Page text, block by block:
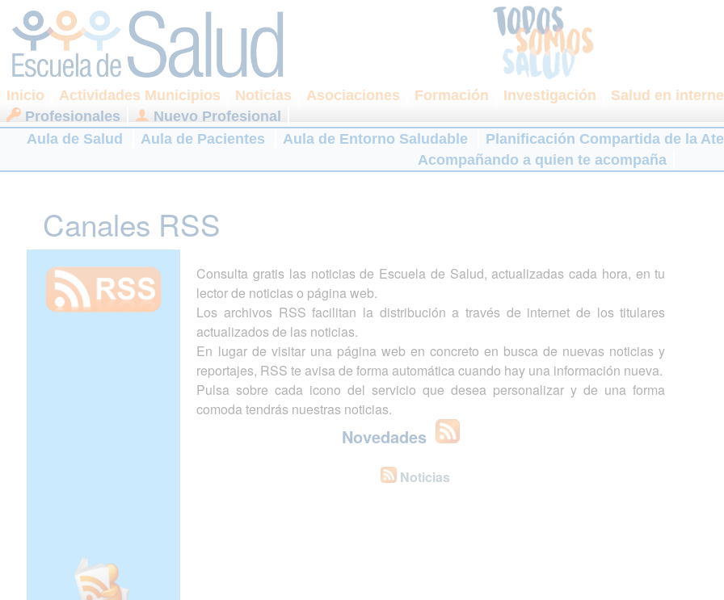
Inicio Actividades Municipios Noticias Asociaciones Formación Investigación
Salud en
Profesionales
Nuevo Profesional
Aula de Salud
Aula de Pacientes Aula de Entorno Saludable
Planificación Compartida de la
Acompañando a quien te acompaña
Canales RSS
Consulta gratis las noticias de Escuela de Salud, actualizadas cada hora, en tu
lector de noticias o página web.
Los archivos RSS facilitan la distribución a través de internet de los titulares
actualizados de las noticias.
En lugar de visitar una página web en concreto en busca de nuevas noticias y
reportajes, RSS te avisa de forma automática cuando hay una información nueva.
Pulsa sobre cada icono del servicio que desea personalizar y de una forma
comoda tendrás nuestras noticias.
Novedades
Noticias